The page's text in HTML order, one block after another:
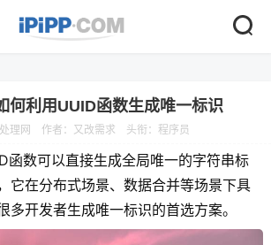
何利用UUID函数生成唯一标识
理网 作者：又改需求 头衔：程序员
函数可以直接生成全局唯一的字符串标
它在分布式场景、数据合并等场景下具
多开发者生成唯一标识的首选方案。